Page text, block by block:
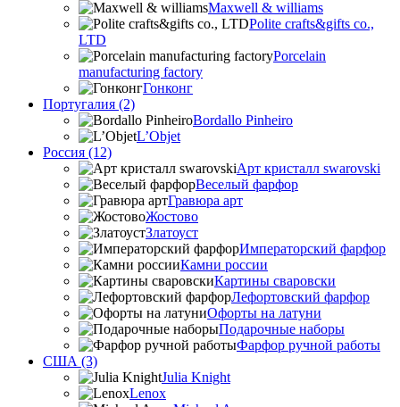
Maxwell & williams
Polite crafts&gifts co.,
LTD
Porcelain
manufacturing factory
Гонконг
Португалия (2)
Bordallo Pinheiro
L’Objet
Россия (12)
Арт кристалл swarovski
Веселый фарфор
Гравюра арт
Жостово
Златоуст
Императорский фарфор
Камни россии
Картины сваровски
Лефортовский фарфор
Офорты на латуни
Подарочные наборы
Фарфор ручной работы
США (3)
Julia Knight
Lenox